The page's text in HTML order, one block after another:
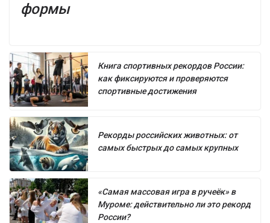
формы
Книга спортивных рекордов России:
как фиксируются и проверяются
спортивные достижения
Рекорды российских животных: от
самых быстрых до самых крупных
«Самая массовая игра в ручеёк» в
Муроме: действительно ли это рекорд
России?